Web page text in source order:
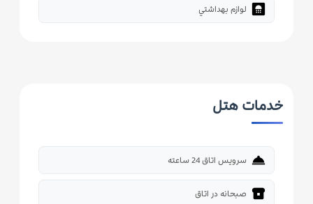
bathroom لوازم بهداشتي
خدمات هتل
room_service سرویس اتاق 24 ساعته
breakfast_dining صبحانه در اتاق